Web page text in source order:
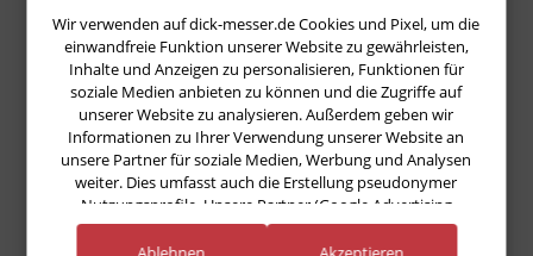
gleichzeitig genug Reichweite für typische Ausbein-
und Parierarbeiten bietet. Das Messer unterstützt
saubere Schnittführungen, wodurch weniger
Kraftaufwand nötig ist und die Ergebnisse
gleichmäßiger ausfallen. Gerade bei wiederkehrenden
Arbeitsschritten zahlt sich diese Effizienz spürbar aus.
Ein zentrales Merkmal der Serie ist derErgogrip-Griff
Er liegt sicher in der Hand und ist für längere Einsätze
konzipiert. Die ergonomische Form fördert eine
Wir verwenden auf dick-messer.de Cookies und Pixel, um die
einwandfreie Funktion unserer Website zu gewährleisten,
Inhalte und Anzeigen zu personalisieren, Funktionen für
soziale Medien anbieten zu können und die Zugriffe auf
unserer Website zu analysieren. Außerdem geben wir
Informationen zu Ihrer Verwendung unserer Website an
unsere Partner für soziale Medien, Werbung und Analysen
weiter. Dies umfasst auch die Erstellung pseudonymer
Nutzungsprofile. Unsere Partner (Google Advertising
Products) führen diese Informationen möglicherweise mit
weiteren Daten zusammen, die Sie ihnen bereitgestellt haben